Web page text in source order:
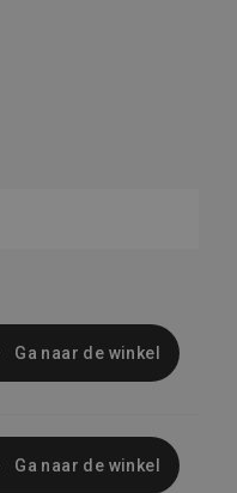
Ga naar de winkel
Ga naar de winkel